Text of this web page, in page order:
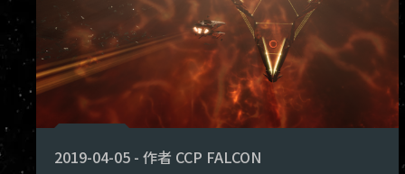
2019-04-05 - 作者 CCP FALCON